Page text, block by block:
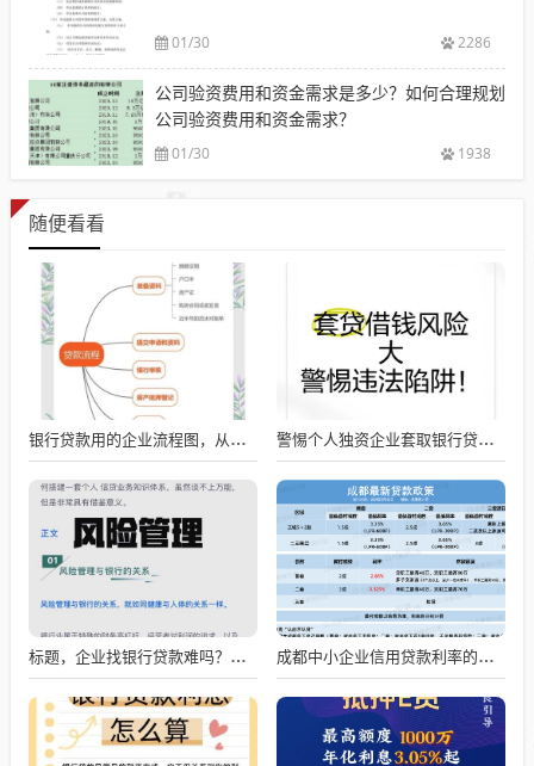
01/30 2286
公司验资费用和资金需求是多少？如何合理规划
公司验资费用和资金需求？
01/30 1938
随便看看
银行贷款用的企业流程图，从申请到放款的全流程解析 警惕个人独资企业套取银行贷款的风险
标题，企业找银行贷款难吗？深度剖析与应对策略 成都中小企业信用贷款利率的影响因素与应对策略